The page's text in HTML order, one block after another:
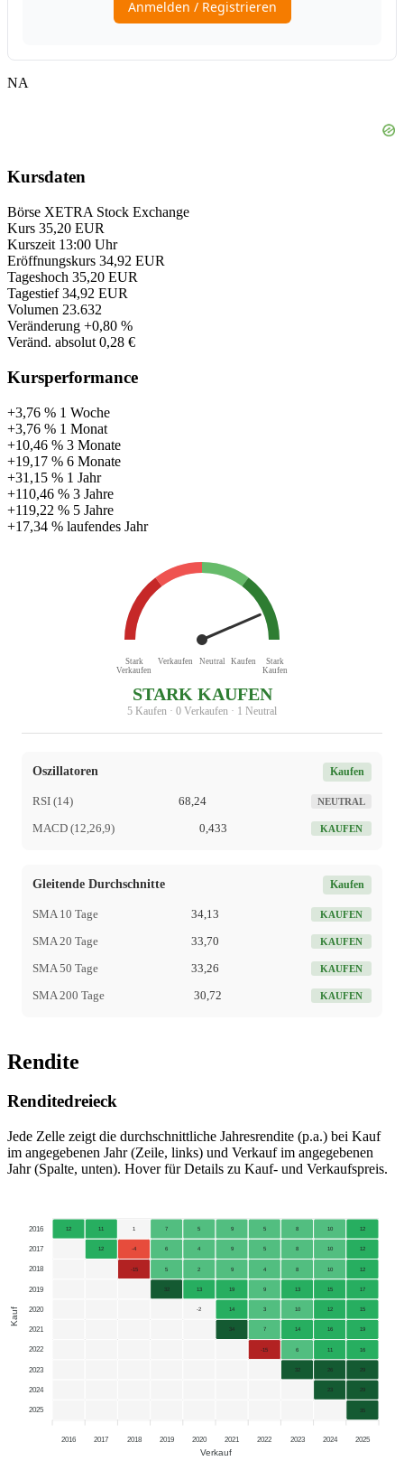
NA
Kursdaten
Börse XETRA Stock Exchange
Kurs 35,20 EUR
Kurszeit 13:00 Uhr
Eröffnungskurs 34,92 EUR
Tageshoch 35,20 EUR
Tagestief 34,92 EUR
Volumen 23.632
Veränderung +0,80 %
Veränd. absolut 0,28 €
Kursperformance
+3,76 % 1 Woche
+3,76 % 1 Monat
+10,46 % 3 Monate
+19,17 % 6 Monate
+31,15 % 1 Jahr
+110,46 % 3 Jahre
+119,22 % 5 Jahre
+17,34 % laufendes Jahr
Stark
Verkaufen
Verkaufen Neutral Kaufen
Stark
Kaufen
STARK KAUFEN
5 Kaufen · 0 Verkaufen · 1 Neutral
Oszillatoren Kaufen
RSI (14) 68,24 NEUTRAL
MACD (12,26,9) 0,433 KAUFEN
Gleitende Durchschnitte Kaufen
SMA 10 Tage 34,13 KAUFEN
SMA 20 Tage 33,70 KAUFEN
SMA 50 Tage 33,26 KAUFEN
SMA 200 Tage 30,72 KAUFEN
Rendite
Renditedreieck
Jede Zelle zeigt die durchschnittliche Jahresrendite (p.a.) bei Kauf
im angegebenen Jahr (Zeile, links) und Verkauf im angegebenen
Jahr (Spalte, unten). Hover für Details zu Kauf- und Verkaufspreis.
2016
2017
2018
2019
2020
2021
2022
2023
2024
2025
Kauf
12 11 1 7 5 9 5 8 10 12
12 -4 6 4 9 5 8 10 12
-15 5 2 9 4 8 10 12
32 13 19 9 13 15 17
-2 14 3 10 12 15
34 7 14 16 19
-15 6 11 16
32 26 29
23 29
35
2016 2017 2018 2019 2020 2021 2022 2023 2024 2025
Verkauf